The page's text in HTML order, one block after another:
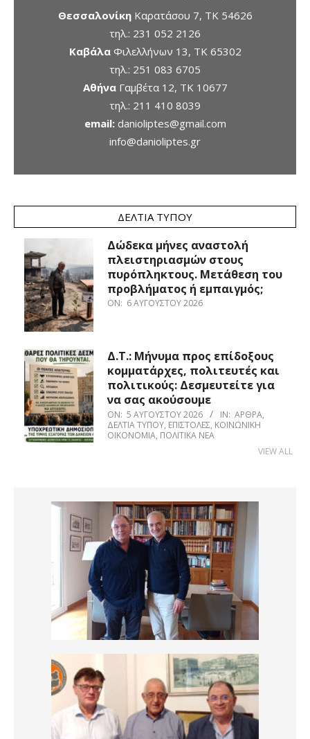
ΘεσσαλονίκηΚαρατάσου 7, TK 54626
τηλ.: 231 052 2126
ΚαβάλαΦιλελλήνων 13, ΤΚ 65302
τηλ.: 251 083 6705
ΑθήναΓαμβέτα 12, ΤΚ 10677
τηλ.: 211 410 8039
email: danioliptes@gmail.com
info@danioliptes.gr
ΔΕΛΤΊΑ ΤΎΠΟΥ
Δώδεκα μήνες αναστολή
πλειστηριασμών στους
πυρόπληκτους. Μετάθεση του
προβλήματος ή εμπαιγμός;
ON: 6 ΑΥΓΟΎΣΤΟΥ 2026
Δ.Τ.: Μήνυμα προς επίδοξους
κομματάρχες, πολιτευτές και
πολιτικούς: Δεσμευτείτε για
να σας ακούσουμε
ON: 5 ΑΥΓΟΎΣΤΟΥ 2026 IN: ΆΡΘΡΑ,
ΔΕΛΤΊΑ ΤΎΠΟΥ, ΕΠΙΣΤΟΛΈΣ, ΚΟΙΝΩΝΙΚΉ
ΟΙΚΟΝΟΜΊΑ, ΠΟΛΙΤΙΚΆ ΝΈΑ
VIEW ALL